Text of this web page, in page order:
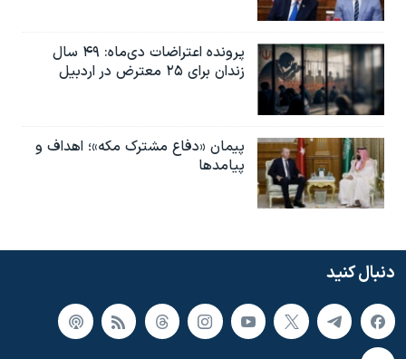
پرونده اعتراضات دی‌ماه: ۴۹ سال
زندان برای ۲۵ معترض در اردبیل
پیمان «دفاع مشترک مکه»؛ اهداف و
پیامدها
دنبال کنید